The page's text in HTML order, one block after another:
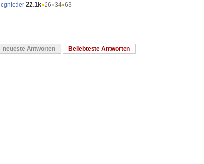
cgnieder 22.1k●26●34●63
neueste Antworten Beliebteste Antworten